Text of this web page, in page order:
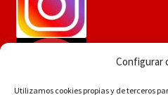
Configurar
Utilizamos cookies propias y de terceros